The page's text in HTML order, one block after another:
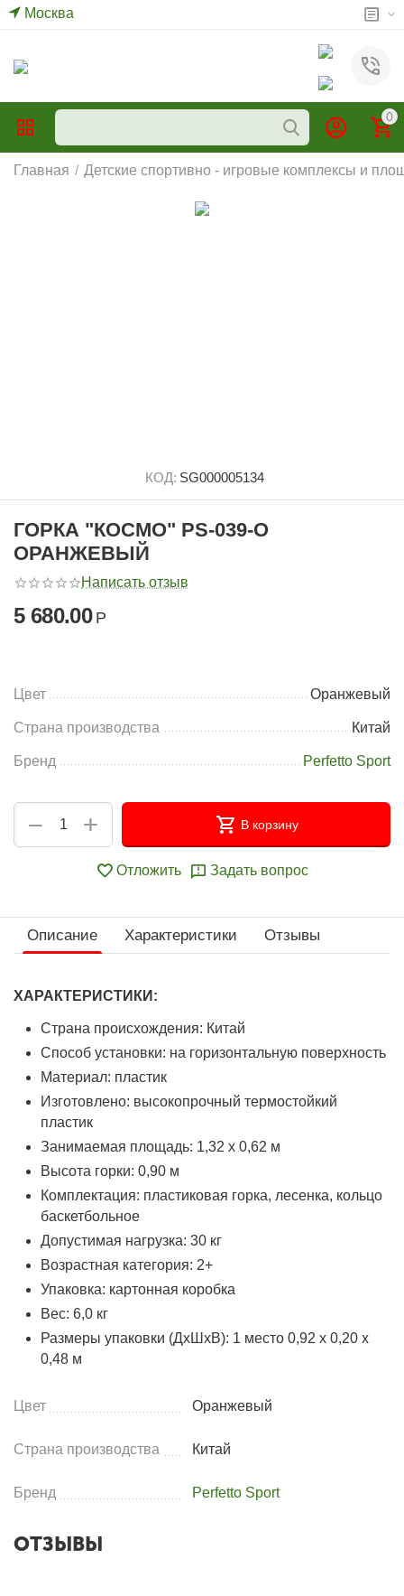
Москва
0
Главная / Детские спортивно - игровые комплексы и
КОД: SG000005134
ГОРКА "КОСМО" PS-039-О
ОРАНЖЕВЫЙ
Написать отзыв
5 680.00 Р
Цвет Оранжевый
Страна производства Китай
Бренд Perfetto Sport
+
− В корзину
Отложить Задать вопрос
Описание Характеристики Отзывы
ХАРАКТЕРИСТИКИ:
Страна происхождения: Китай
Способ установки: на горизонтальную поверхность
Материал: пластик
Изготовлено: высокопрочный термостойкий
пластик
Занимаемая площадь: 1,32 х 0,62 м
Высота горки: 0,90 м
Комплектация: пластиковая горка, лесенка, кольцо
баскетбольное
Допустимая нагрузка: 30 кг
Возрастная категория: 2+
Упаковка: картонная коробка
Вес: 6,0 кг
Размеры упаковки (ДхШхВ): 1 место 0,92 х 0,20 х
0,48 м
Цвет Оранжевый
Страна производства Китай
Бренд Perfetto Sport
ОТЗЫВЫ